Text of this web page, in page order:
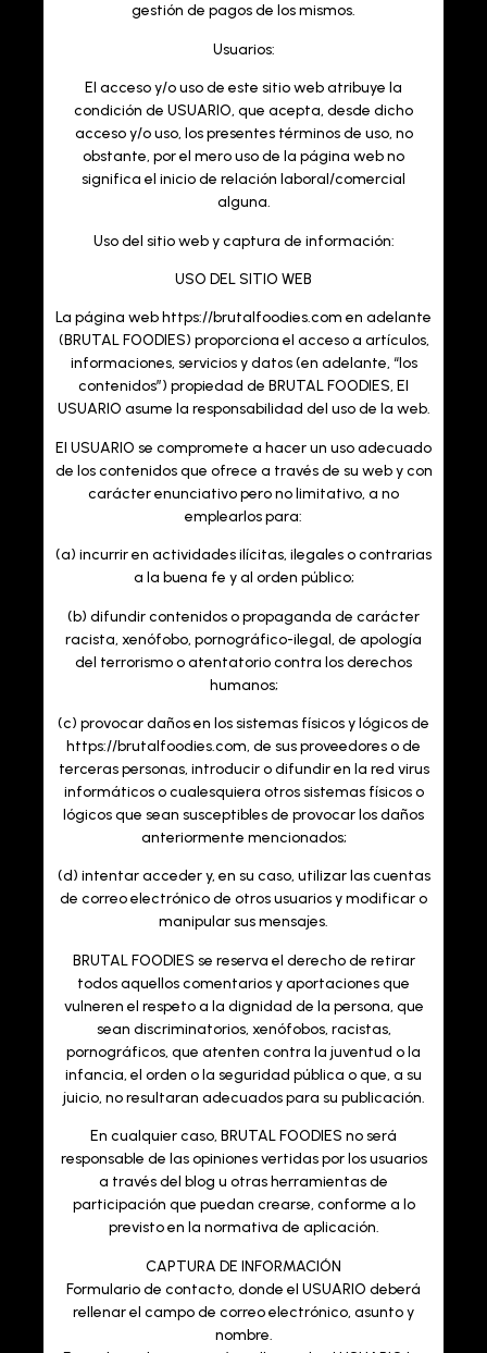
gestión de pagos de los mismos.
Usuarios:
El acceso y/o uso de este sitio web atribuye la
condición de USUARIO, que acepta, desde dicho
acceso y/o uso, los presentes términos de uso, no
obstante, por el mero uso de la página web no
significa el inicio de relación laboral/comercial
alguna.
Uso del sitio web y captura de información:
USO DEL SITIO WEB
La página web https://brutalfoodies.com en adelante
(BRUTAL FOODIES) proporciona el acceso a artículos,
informaciones, servicios y datos (en adelante, “los
contenidos”) propiedad de BRUTAL FOODIES, El
USUARIO asume la responsabilidad del uso de la web.
El USUARIO se compromete a hacer un uso adecuado
de los contenidos que ofrece a través de su web y con
carácter enunciativo pero no limitativo, a no
emplearlos para:
(a) incurrir en actividades ilícitas, ilegales o contrarias
a la buena fe y al orden público;
(b) difundir contenidos o propaganda de carácter
racista, xenófobo, pornográfico-ilegal, de apología
del terrorismo o atentatorio contra los derechos
humanos;
(c) provocar daños en los sistemas físicos y lógicos de
https://brutalfoodies.com, de sus proveedores o de
terceras personas, introducir o difundir en la red virus
informáticos o cualesquiera otros sistemas físicos o
lógicos que sean susceptibles de provocar los daños
anteriormente mencionados;
(d) intentar acceder y, en su caso, utilizar las cuentas
de correo electrónico de otros usuarios y modificar o
manipular sus mensajes.
BRUTAL FOODIES se reserva el derecho de retirar
todos aquellos comentarios y aportaciones que
vulneren el respeto a la dignidad de la persona, que
sean discriminatorios, xenófobos, racistas,
pornográficos, que atenten contra la juventud o la
infancia, el orden o la seguridad pública o que, a su
juicio, no resultaran adecuados para su publicación.
En cualquier caso, BRUTAL FOODIES no será
responsable de las opiniones vertidas por los usuarios
a través del blog u otras herramientas de
participación que puedan crearse, conforme a lo
previsto en la normativa de aplicación.
CAPTURA DE INFORMACIÓN
Formulario de contacto, donde el USUARIO deberá
rellenar el campo de correo electrónico, asunto y
nombre.